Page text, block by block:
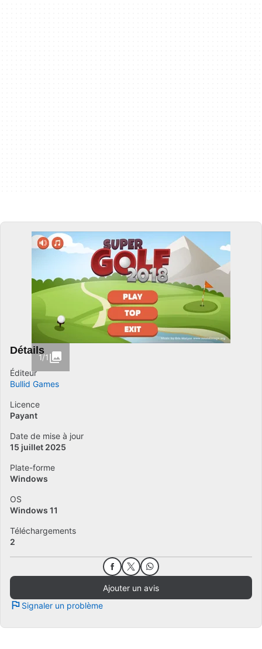
1/1
Détails
Éditeur
Bullid Games
Licence
Payant
Date de mise à jour
15 juillet 2025
Plate-forme
Windows
OS
Windows 11
Téléchargements
2
Ajouter un avis
Signaler un problème